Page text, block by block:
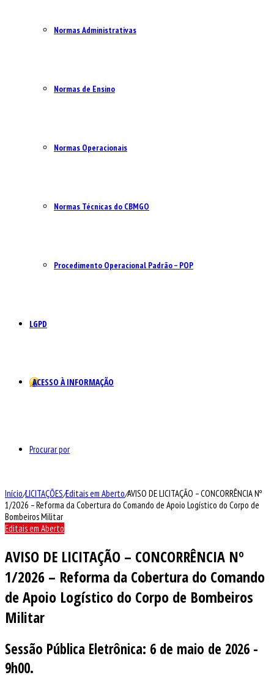
Normas Administrativas
Normas de Ensino
Normas Operacionais
Normas Técnicas do CBMGO
Procedimento Operacional Padrão – POP
LGPD
ACESSO À INFORMAÇÃO
Procurar por
Início/LICITAÇÕES/Editais em Aberto/AVISO DE LICITAÇÃO – CONCORRÊNCIA Nº
1/2026 – Reforma da Cobertura do Comando de Apoio Logístico do Corpo de
Bombeiros Militar
Editais em Aberto
AVISO DE LICITAÇÃO – CONCORRÊNCIA Nº
1/2026 – Reforma da Cobertura do Comando
de Apoio Logístico do Corpo de Bombeiros
Militar
Sessão Pública Eletrônica: 6 de maio de 2026 -
9h00.